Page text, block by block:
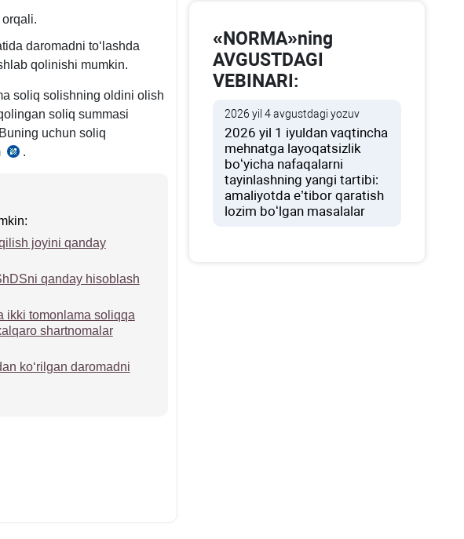
daromadni toʻlashda
qolinishi mumkin.
soliq solishning oldini olish
soliq summasi
uchun soliq
SK
.
joyini qanday
qanday hisoblash
ikki tomonlama soliqqa
shartnomalar
koʻrilgan daromadni
«NORMA»ning
AVGUSTDAGI
VEBINARI:
2026 yil 4 avgustdagi yozuv
2026 yil 1 iyuldan vaqtincha
mehnatga layoqatsizlik
boʻyicha nafaqalarni
tayinlashning yangi tartibi:
amaliyotda e’tibor qaratish
lozim boʻlgan masalalar